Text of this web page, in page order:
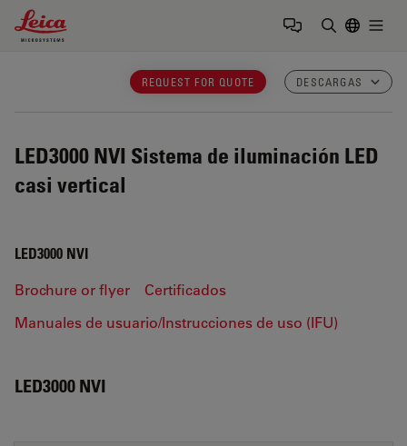
Leica Microsystems Logo
REQUEST FOR QUOTE DESCARGAS
LED3000 NVI Sistema de iluminación LED
casi vertical
LED3000 NVI
Brochure or flyer
Certificados
Manuales de usuario/Instrucciones de uso (IFU)
LED3000 NVI